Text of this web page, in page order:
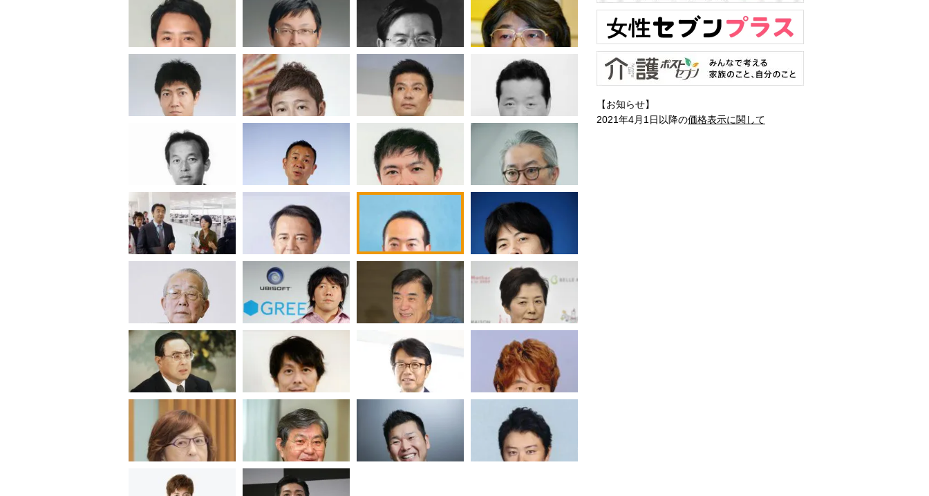
【お知らせ】
2021年4月1日以降の価格表示に関して